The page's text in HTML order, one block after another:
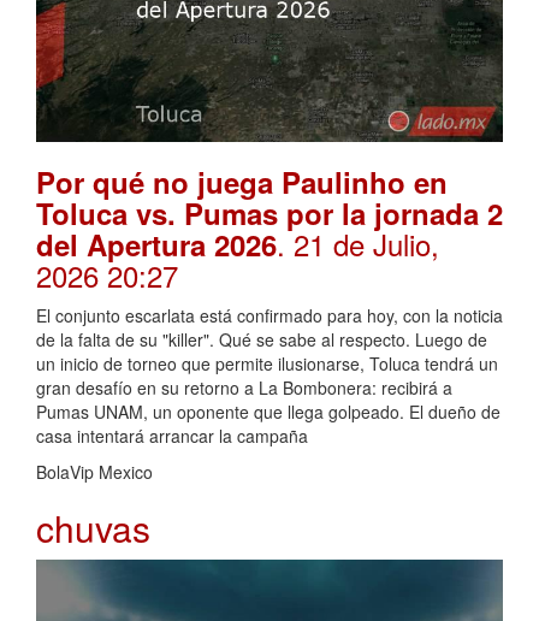
Por qué no juega Paulinho en
Toluca vs. Pumas por la jornada 2
del Apertura 2026. 21 de Julio,
2026 20:27
El conjunto escarlata está confirmado para hoy, con la noticia
de la falta de su "killer". Qué se sabe al respecto. Luego de
un inicio de torneo que permite ilusionarse, Toluca tendrá un
gran desafío en su retorno a La Bombonera: recibirá a
Pumas UNAM, un oponente que llega golpeado. El dueño de
casa intentará arrancar la campaña
BolaVip Mexico
chuvas